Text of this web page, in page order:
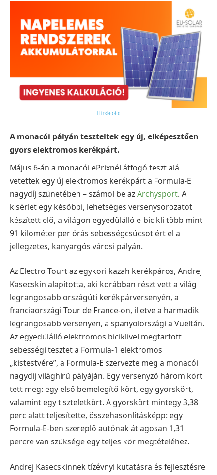
A monacói pályán teszteltek egy új, elképesztően
gyors elektromos kerékpárt.
Május 6-án a monacói ePrixnél átfogó teszt alá
vetettek egy új elektromos kerékpárt a Formula-E
nagydíj szünetében – számol be azArchysport. A
kísérlet egy későbbi, lehetséges versenysorozatot
készített elő, a világon egyedülálló e-bicikli több mint
91 kilométer per órás sebességcsúcsot ért el a
jellegzetes, kanyargós városi pályán.
Az Electro Tourt az egykori kazah kerékpáros, Andrej
Kasecskin alapította, aki korábban részt vett a világ
legrangosabb országúti kerékpárversenyén, a
franciaországi Tour de France-on, illetve a harmadik
legrangosabb versenyen, a spanyolországi a Vueltán.
Az egyedülálló elektromos biciklivel megtartott
sebességi tesztet a Formula-1 elektromos
„kistestvére”, a Formula-E szervezte meg a monacói
nagydíj világhírű pályáján. Egy versenyző három kört
tett meg: egy első bemelegítő kört, egy gyorskört,
valamint egy tiszteletkört. A gyorskört mintegy 3,38
perc alatt teljesítette, összehasonlításképp: egy
Formula-E-ben szereplő autónak átlagosan 1,31
percre van szüksége egy teljes kör megtételéhez.
Andrej Kasecskinnek tízévnyi kutatásra és fejlesztésre